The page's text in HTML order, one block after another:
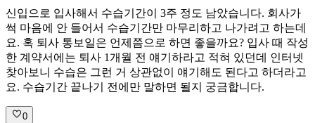
신입으로 입사해서 수습기간이 3주 정도 남았습니다. 회사가
썩 마음에 안 들어서 수습기간만 마무리하고 나가려고 하는데
요. 혹 퇴사 통보일은 언제쯤으로 하면 좋을까요? 입사 때 작성
한 계약서에는 퇴사 1개월 전 얘기하라고 적혀 있던데 인터넷
찾아보니 수습은 그런 거 상관없이 얘기해도 된다고 하더라고
요. 수습기간 끝나기 전에만 말하면 될지 궁금합니다.
0